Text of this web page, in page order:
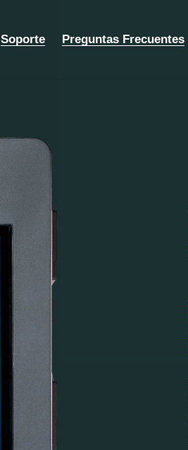
Soporte Preguntas Frecuentes